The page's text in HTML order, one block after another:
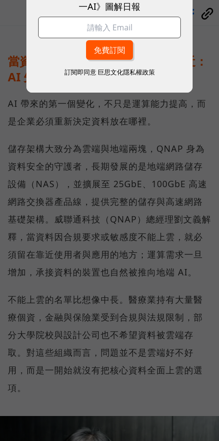
當資料不能離開企業，運算就得靠近：
AI 先改寫儲存架構
AI 帶來的第一個變化，不只是運算能力提高，而
是企業必須重新決定資料放在哪裡。
儲存架構大致分為雲端與地端兩塊，QNAP 身為
資料安全的守護者，長期發展的是地端網路儲存
設備（NAS），並擴展至 25GbE、100GbE 高速
網路交換器產品線，提供完整的儲存與高速網路
基礎架構。威聯通科技（QNAP）總經理劉文義解
釋，當資料因合規要求或敏感度不能上雲，就必
須留在靠近使用者與應用的地方；運算需求一旦
增加，承接資料的裝置也自然被推向地端 AI。
不能上雲的名單比想像中長。醫療業持有大量醫
療個資，金融與保險業受到合規與法規限制，部
分大學院校與設計公司也不希望資料被雲端存
取。對這些組織而言，問題並不是雲端好不好
用，而是一開始就沒有把核心資料全面上雲的選
項。
一AI》圖解日報
訂閱即同意 巨思文化隱私權政策